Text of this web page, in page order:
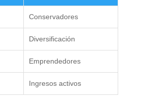
Conservadores
Diversificación
Emprendedores
Ingresos activos